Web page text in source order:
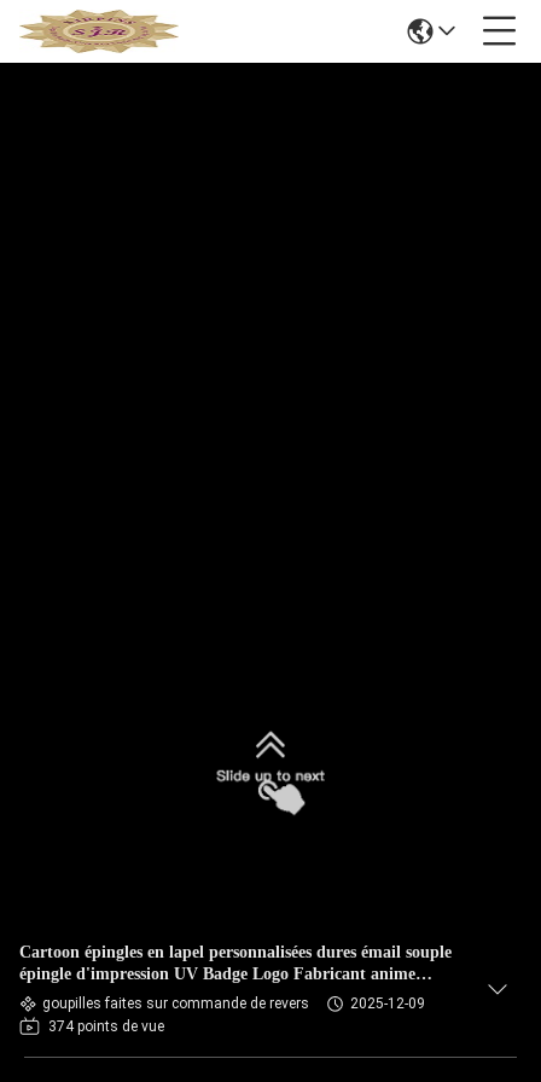
Cartoon épingles en lapel personnalisées dures émail souple
épingle d'impression UV Badge Logo Fabricant anime
mignon
goupilles faites sur commande de revers
2025-12-09
374 points de vue